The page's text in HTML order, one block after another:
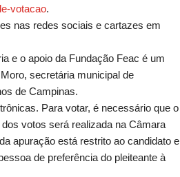
votacao.
nas redes sociais e cartazes em
e o apoio da Fundação Feac é um
secretária municipal de
de Campinas.
Para votar, é necessário que o
votos será realizada na Câmara
apuração está restrito ao candidato e
de preferência do pleiteante à